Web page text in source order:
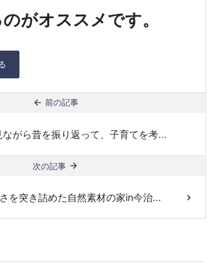
がオススメです。
前の記事
ながら昔を振り返って、子育てを考...
次の記事
さを突き詰めた自然素材の家in今治...